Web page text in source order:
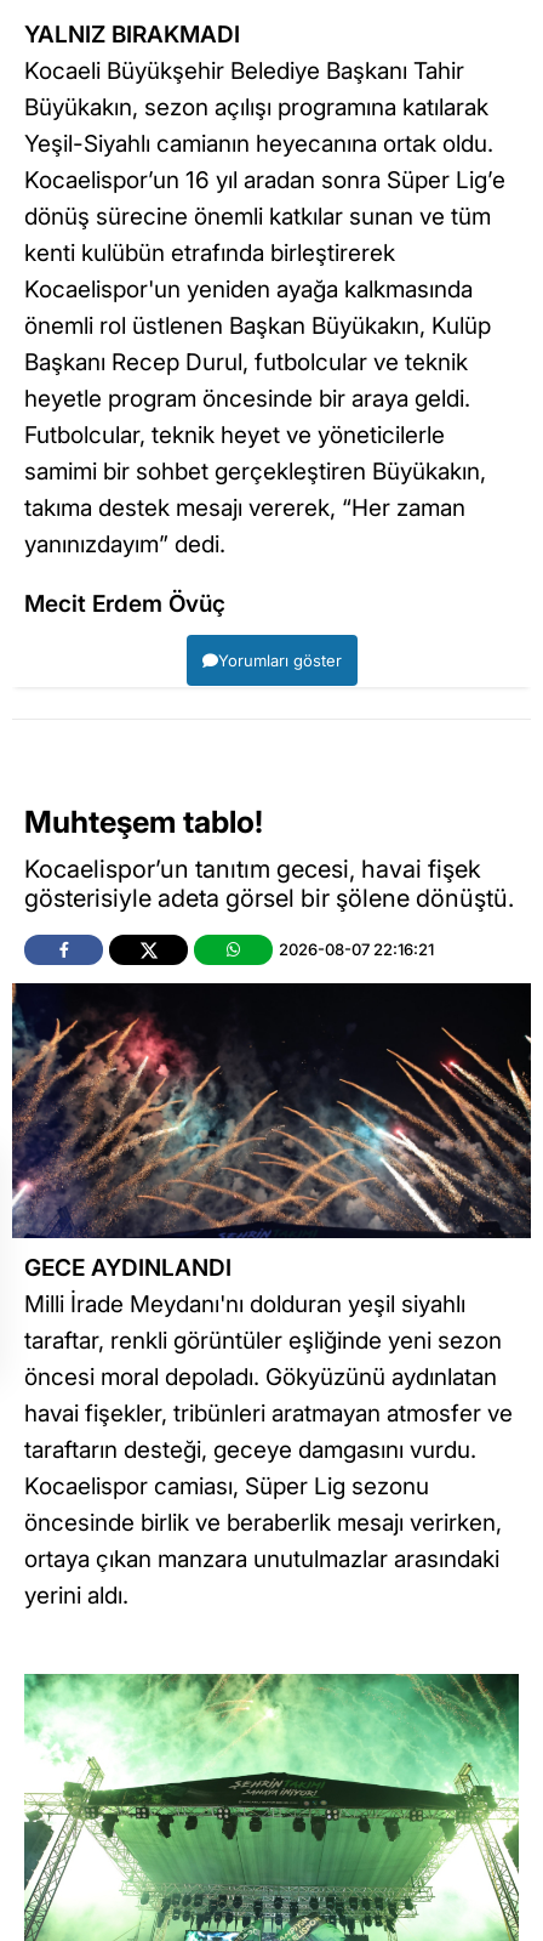
YALNIZ BIRAKMADI
Kocaeli Büyükşehir Belediye Başkanı Tahir
Büyükakın, sezon açılışı programına katılarak
Yeşil-Siyahlı camianın heyecanına ortak oldu.
Kocaelispor’un 16 yıl aradan sonra Süper Lig’e
dönüş sürecine önemli katkılar sunan ve tüm
kenti kulübün etrafında birleştirerek
Kocaelispor'un yeniden ayağa kalkmasında
önemli rol üstlenen Başkan Büyükakın, Kulüp
Başkanı Recep Durul, futbolcular ve teknik
heyetle program öncesinde bir araya geldi.
Futbolcular, teknik heyet ve yöneticilerle
samimi bir sohbet gerçekleştiren Büyükakın,
takıma destek mesajı vererek, “Her zaman
yanınızdayım” dedi.
Mecit Erdem Övüç
Yorumları göster
Muhteşem tablo!
Kocaelispor’un tanıtım gecesi, havai fişek
gösterisiyle adeta görsel bir şölene dönüştü.
2026-08-07 22:16:21
GECE AYDINLANDI
Milli İrade Meydanı'nı dolduran yeşil siyahlı
taraftar, renkli görüntüler eşliğinde yeni sezon
öncesi moral depoladı. Gökyüzünü aydınlatan
havai fişekler, tribünleri aratmayan atmosfer ve
taraftarın desteği, geceye damgasını vurdu.
Kocaelispor camiası, Süper Lig sezonu
öncesinde birlik ve beraberlik mesajı verirken,
ortaya çıkan manzara unutulmazlar arasındaki
yerini aldı.